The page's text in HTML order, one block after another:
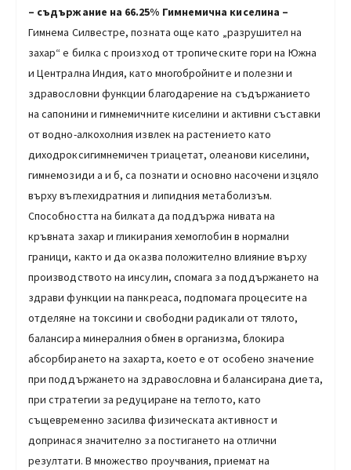
– съдържание на 66.25% Гимнемична киселина –
Гимнема Силвестре, позната още като „разрушител на
захар“ е билка с произход от тропическите гори на Южна
и Централна Индия, като многобройните и полезни и
здравословни функции благодарение на съдържанието
на сапонини и гимнемичните киселини и активни съставки
от водно-алкохолния извлек на растението като
диходроксигимнемичен триацетат, олеанови киселини,
гимнемозиди а и б, са познати и основно насочени изцяло
върху въглехидратния и липидния метаболизъм.
Способността на билката да поддържа нивата на
кръвната захар и гликирания хемоглобин в нормални
граници, както и да оказва положително влияние върху
производството на инсулин, спомага за поддържането на
здрави функции на панкреаса, подпомага процесите на
отделяне на токсини и свободни радикали от тялото,
балансира минералния обмен в организма, блокира
абсорбирането на захарта, което е от особено значение
при поддържането на здравословна и балансирана диета,
при стратегии за редуциране на теглото, като
същевременно засилва физическата активност и
допринася значително за постигането на отлични
резултати. В множество проучвания, приемат на